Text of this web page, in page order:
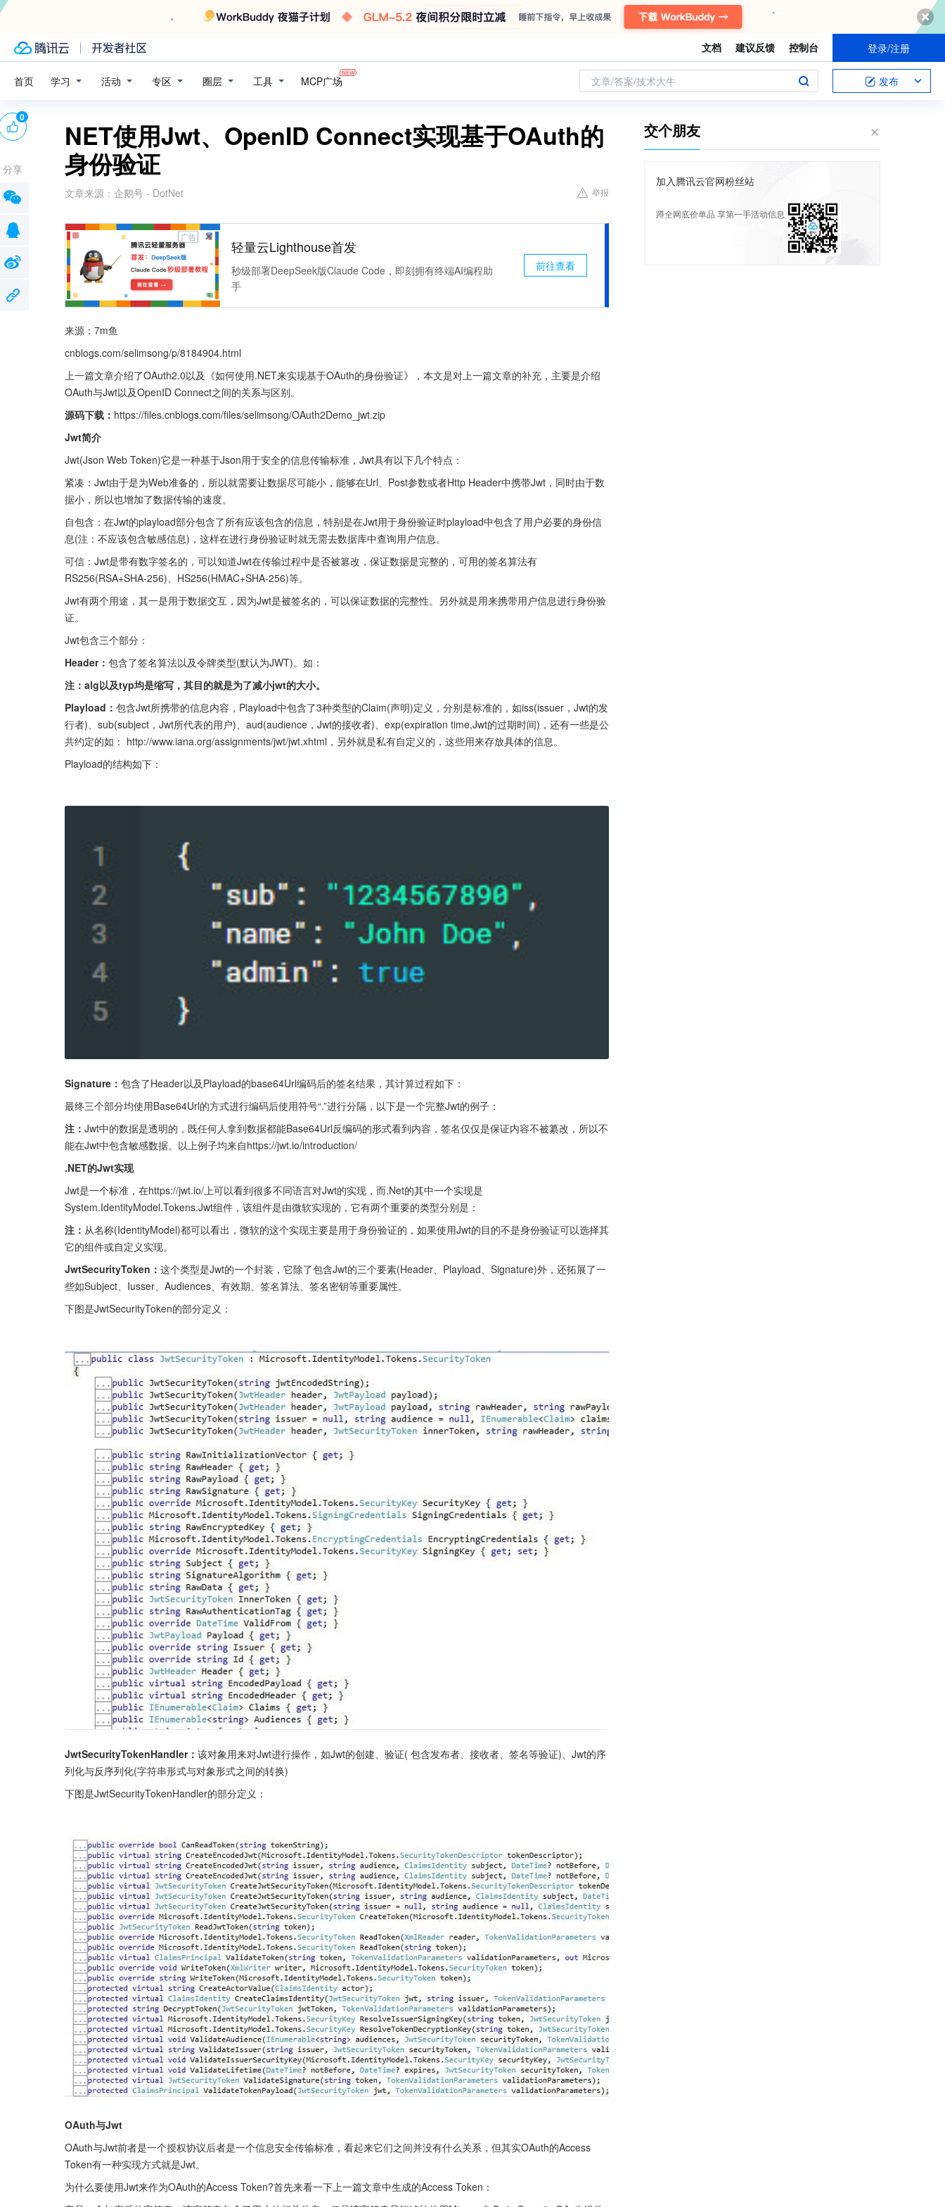
文档 建议反馈 控制台 登录/注册
首页 学习 活动 专区 圈层 工具 MCP广场 文章/答案/技术大牛 发布
NET使用Jwt、OpenID Connect实现基于OAuth的
身份验证
文章来源： 企鹅号 - DotNet 举报
广告
轻量云Lighthouse首发
秒级部署DeepSeek版Claude Code，即刻拥有终端AI编程助
手
前往查看
来源：7m鱼
cnblogs.com/selimsong/p/8184904.html
上一篇文章介绍了OAuth2.0以及《如何使用.NET来实现基于OAuth的身份验证》，本文是对上一篇文章的补充，主要是介绍
OAuth与Jwt以及OpenID Connect之间的关系与区别。
源码下载： https://files.cnblogs.com/files/selimsong/OAuth2Demo_jwt.zip
Jwt简介
Jwt(Json Web Token)它是一种基于Json用于安全的信息传输标准，Jwt具有以下几个特点：
紧凑：Jwt由于是为Web准备的，所以就需要让数据尽可能小，能够在Url、Post参数或者Http Header中携带Jwt，同时由于数
据小，所以也增加了数据传输的速度。
自包含：在Jwt的playload部分包含了所有应该包含的信息，特别是在Jwt用于身份验证时playload中包含了用户必要的身份信
息(注：不应该包含敏感信息)，这样在进行身份验证时就无需去数据库中查询用户信息。
可信：Jwt是带有数字签名的，可以知道Jwt在传输过程中是否被篡改，保证数据是完整的，可用的签名算法有
RS256(RSA+SHA-256)、HS256(HMAC+SHA-256)等。
Jwt有两个用途，其一是用于数据交互，因为Jwt是被签名的，可以保证数据的完整性。另外就是用来携带用户信息进行身份验
证。
Jwt包含三个部分：
Header： 包含了签名算法以及令牌类型(默认为JWT)。如：
注：alg以及typ均是缩写，其目的就是为了减小jwt的大小。
Playload： 包含Jwt所携带的信息内容，Playload中包含了3种类型的Claim(声明)定义，分别是标准的，如iss(issuer，Jwt的发
行者)、sub(subject，Jwt所代表的用户)、aud(audience，Jwt的接收者)、exp(expiration time,Jwt的过期时间)，还有一些是公
共约定的如： http://www.iana.org/assignments/jwt/jwt.xhtml，另外就是私有自定义的，这些用来存放具体的信息。
Playload的结构如下：
Signature： 包含了Header以及Playload的base64Url编码后的签名结果，其计算过程如下：
最终三个部分均使用Base64Url的方式进行编码后使用符号“.”进行分隔，以下是一个完整Jwt的例子：
注： Jwt中的数据是透明的，既任何人拿到数据都能Base64Url反编码的形式看到内容，签名仅仅是保证内容不被纂改，所以不
能在Jwt中包含敏感数据。以上例子均来自https://jwt.io/introduction/
.NET的Jwt实现
Jwt是一个标准，在https://jwt.io/上可以看到很多不同语言对Jwt的实现，而.Net的其中一个实现是
System.IdentityModel.Tokens.Jwt组件，该组件是由微软实现的，它有两个重要的类型分别是：
注： 从名称(IdentityModel)都可以看出，微软的这个实现主要是用于身份验证的，如果使用Jwt的目的不是身份验证可以选择其
它的组件或自定义实现。
JwtSecurityToken： 这个类型是Jwt的一个封装，它除了包含Jwt的三个要素(Header、Playload、Signature)外，还拓展了一
些如Subject、Iusser、Audiences、有效期、签名算法、签名密钥等重要属性。
下图是JwtSecurityToken的部分定义：
JwtSecurityTokenHandler： 该对象用来对Jwt进行操作，如Jwt的创建、验证( 包含发布者、接收者、签名等验证)、Jwt的序
列化与反序列化(字符串形式与对象形式之间的转换)
下图是JwtSecurityTokenHandler的部分定义：
OAuth与Jwt
OAuth与Jwt前者是一个授权协议后者是一个信息安全传输标准，看起来它们之间并没有什么关系，但其实OAuth的Access
Token有一种实现方式就是Jwt。
为什么要使用Jwt来作为OAuth的Access Token?首先来看一下上一篇文章中生成的Access Token：
0
分享
交个朋友
加入腾讯云官网粉丝站
蹲全网底价单品 享第一手活动信息